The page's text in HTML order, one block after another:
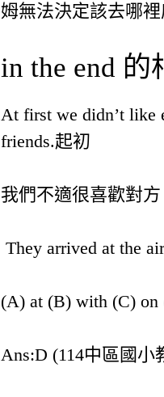
姆無法決定該去哪
in the end
At first we didn’t like
friends.起初
我們不適很喜歡對
They arrived at the
(A) at (B) with (C) on
Ans:D (114中區國小